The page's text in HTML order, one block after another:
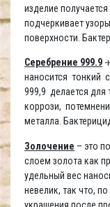
изделие
подчеркивает
поверхности.
Серебрение 999.9 -
наносится тонкий
999,9 делается для
коррози,
металла.
Золочение – это
слоем золота как
удельный вес
невелик, так что,